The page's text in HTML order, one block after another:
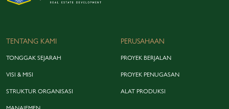
TENTANG KAMI
TONGGAK SEJARAH
VISI & MISI
STRUKTUR ORGANISASI
PERUSAHAAN
PROYEK BERJALAN
PROYEK PENUGASAN
ALAT PRODUKSI